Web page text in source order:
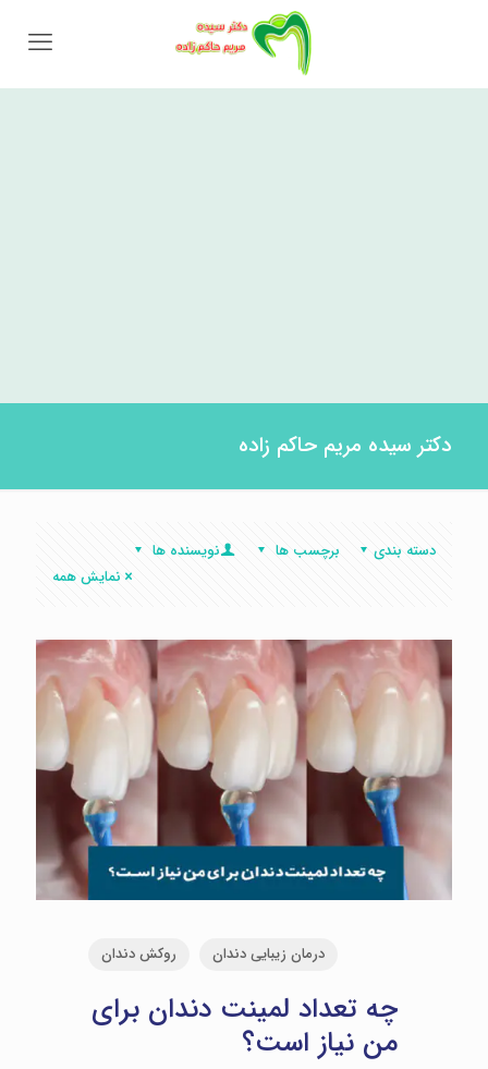
دکتر سیده مریم حاکم زاده
دسته بندی برچسب ها
نویسنده ها
نمایش همه
درمان زیبایی دندان روکش دندان
چه تعداد لمینت دندان برای
من نیاز است؟